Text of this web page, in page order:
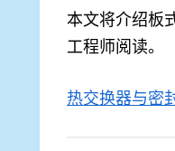
本文将介绍板
工程师阅读。
热交换器与密